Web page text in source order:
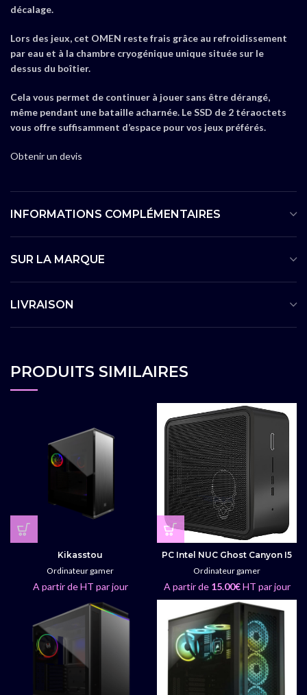
décalage.
Lors des jeux, cet OMEN reste frais grâce au refroidissement
par eau et à la chambre cryogénique unique située sur le
dessus du boîtier.
Cela vous permet de continuer à jouer sans être dérangé,
même pendant une bataille acharnée. Le SSD de 2 téraoctets
vous offre suffisamment d’espace pour vos jeux préférés.
Obtenir un devis
INFORMATIONS COMPLÉMENTAIRES
SUR LA MARQUE
LIVRAISON
PRODUITS SIMILAIRES
Kikasstou
Ordinateur gamer
A partir de HT par jour
PC Intel NUC Ghost Canyon I5
Ordinateur gamer
A partir de 15.00€HT par jour